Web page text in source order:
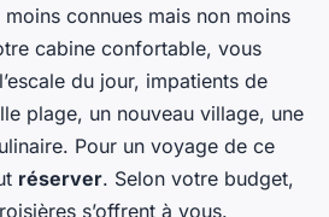
connues mais non moins
cabine confortable, vous
du jour, impatients de
plage, un nouveau village, une
Pour un voyage de ce
réserver. Selon votre budget,
s’offrent à vous.